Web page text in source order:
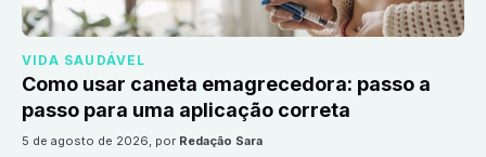
VIDA SAUDÁVEL
Como usar caneta emagrecedora: passo a
passo para uma aplicação correta
5 de agosto de 2026, por Redação Sara